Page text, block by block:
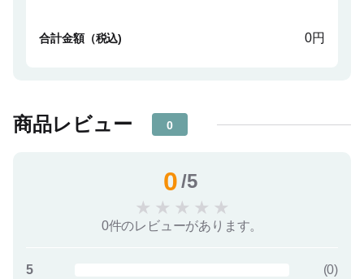
合計金額（税込) 0円
商品レビュー 0
0/5
★ ★ ★ ★ ★
0件のレビューがあります。
5 (0)